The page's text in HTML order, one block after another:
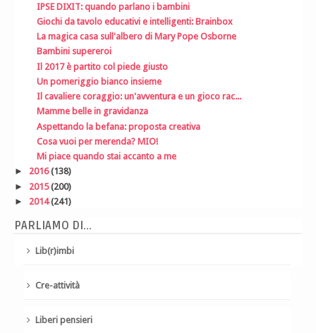
IPSE DIXIT: quando parlano i bambini
Giochi da tavolo educativi e intelligenti: Brainbox
La magica casa sull'albero di Mary Pope Osborne
Bambini supereroi
Il 2017 è partito col piede giusto
Un pomeriggio bianco insieme
Il cavaliere coraggio: un'avventura e un gioco rac...
Mamme belle in gravidanza
Aspettando la befana: proposta creativa
Cosa vuoi per merenda? MIO!
Mi piace quando stai accanto a me
► 2016(138)
► 2015(200)
► 2014(241)
PARLIAMO DI...
Lib(r)imbi
Cre-attività
Liberi pensieri